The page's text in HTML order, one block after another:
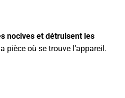
nocives et détruisent les
pièce où se trouve l’appareil.